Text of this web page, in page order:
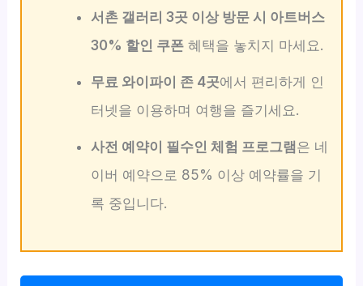
서촌 갤러리 3곳 이상 방문 시 아트버스
30% 할인 쿠폰혜택을 놓치지 마세요.
무료 와이파이 존 4곳에서 편리하게 인
터넷을 이용하며 여행을 즐기세요.
사전 예약이 필수인 체험 프로그램 은 네
이버 예약으로 85% 이상 예약률을 기
록 중입니다.